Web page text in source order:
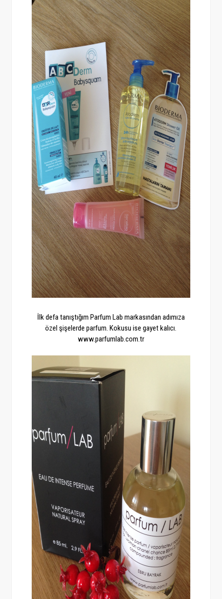
İlk defa tanıştığım Parfum Lab markasından adımıza
özel şişelerde parfum. Kokusu ise gayet kalıcı.
www.parfumlab.com.tr